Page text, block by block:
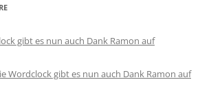
gibt es nun auch Dank Ramon auf
Wordclock gibt es nun auch Dank Ramon auf